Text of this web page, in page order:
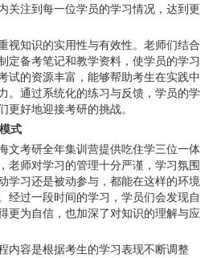
关注到每一位学员的学习情况，达到更
视知识的实用性与有效性。老师们结合
定备考笔记和教学资料，使学员的学习
试的资源丰富，能够帮助考生在实践中
。通过系统化的练习与反馈，学员的学
更好地迎接考研的挑战。
式
文考研全年集训营提供吃住学三位一体
老师对学习的管理十分严谨，学习氛围
学习还是被动参与，都能在这样的环境
经过一段时间的学习，学员们会发现自
更为自信，也加深了对知识的理解与应
内容是根据考生的学习表现不断调整